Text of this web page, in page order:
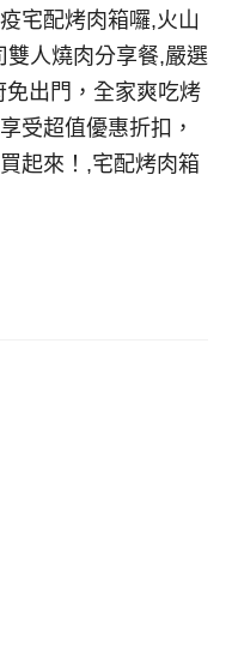
宅配烤肉箱囉,火山
人燒肉分享餐,嚴選
出門，全家爽吃烤
受超值優惠折扣，
起來！,宅配烤肉箱